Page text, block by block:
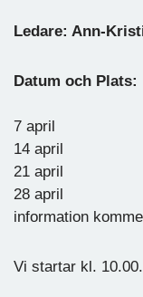
Ledare: Ann-
Datum och Plats:
7 april
14 april
21 april
28 april Ev.
information
Vi startar kl. 10.00.